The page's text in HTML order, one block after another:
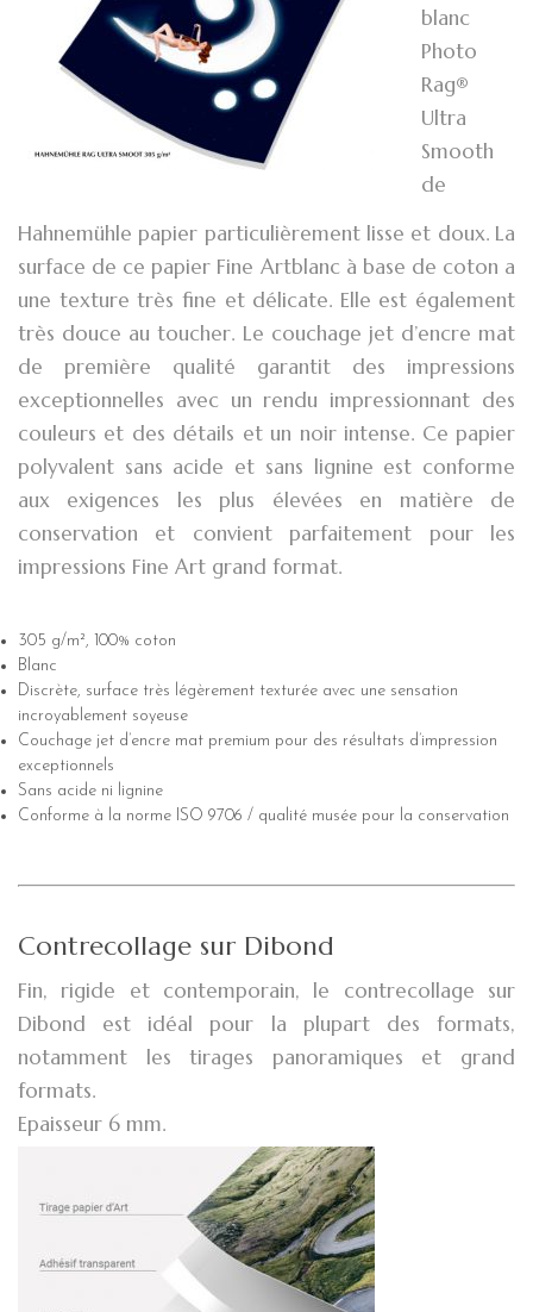
blanc
Photo
Rag®
Ultra
Smooth
de
Hahnemühle papier particulièrement lisse et doux. La
surface de ce papier Fine Artblanc à base de coton a
une texture très fine et délicate. Elle est également
très douce au toucher. Le couchage jet d’encre mat
de première qualité garantit des impressions
exceptionnelles avec un rendu impressionnant des
couleurs et des détails et un noir intense. Ce papier
polyvalent sans acide et sans lignine est conforme
aux exigences les plus élevées en matière de
conservation et convient parfaitement pour les
impressions Fine Art grand format.
305 g/m², 100% coton
Blanc
Discrète, surface très légèrement texturée avec une sensation
incroyablement soyeuse
Couchage jet d’encre mat premium pour des résultats d’impression
exceptionnels
Sans acide ni lignine
Conforme à la norme ISO 9706 / qualité musée pour la conservation
Contrecollage sur Dibond
Fin, rigide et contemporain, le contrecollage sur
Dibond est idéal pour la plupart des formats,
notamment les tirages panoramiques et grand
formats.
Epaisseur 6 mm.